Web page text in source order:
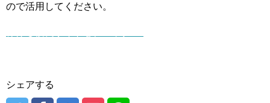
ので活用してください。
シェアする